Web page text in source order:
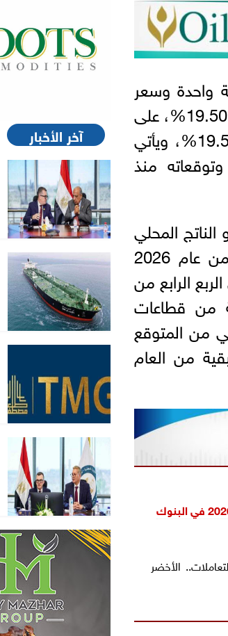
واحدة وسعر
العملية الرئيسية للبنك المركزي عند 19.00% و20.00% و19.50%، على
الترتيب، كما تم الإبقاء على سعر الائتمان والخصم عند 19.50%، ويأتي
منذ
المحلي
الإجمالي الحقيقي إلى نحو 4.8–5.0% في الربع الأول من عام 2026
وجاء النمو في الربع الرابع من
من قطاعات
من المتوقع
من العام
2026 بمستهل التعاملات.. الأخضر
آخر الأخبار